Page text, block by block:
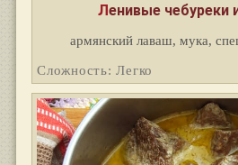
Ленивые чебуреки
армянский лаваш, мука,
Сложность: Легко